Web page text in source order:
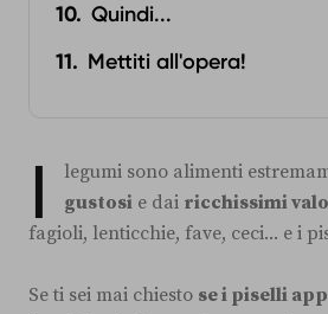
Quindi...
Mettiti all'opera!
I legumi sono alimenti
gustosi e dai ricchissimi
fagioli, lenticchie, fave, ceci... e i
Se ti sei mai chiesto se i piselli